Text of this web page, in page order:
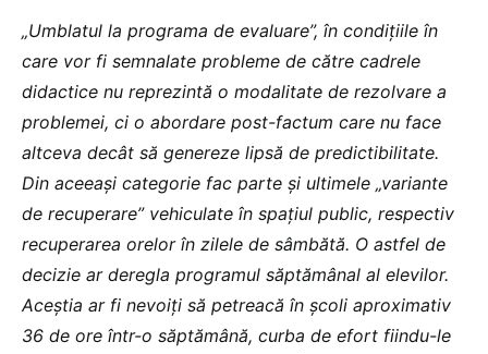
„Umblatul la programa de evaluare”, în condițiile în
care vor fi semnalate probleme de către cadrele
didactice nu reprezintă o modalitate de rezolvare a
problemei, ci o abordare post-factum care nu face
altceva decât să genereze lipsă de predictibilitate.
Din aceeași categorie fac parte și ultimele „variante
de recuperare” vehiculate în spațiul public, respectiv
recuperarea orelor în zilele de sâmbătă. O astfel de
decizie ar deregla programul săptămânal al elevilor.
Aceștia ar fi nevoiți să petreacă în școli aproximativ
36 de ore într-o săptămână, curba de efort fiindu-le